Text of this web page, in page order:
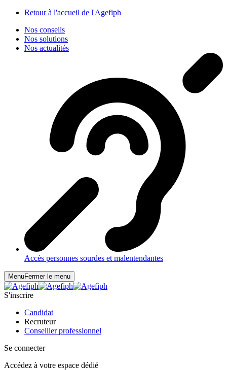
Retour à l'accueil de l'Agefiph
Nos conseils
Nos solutions
Nos actualités
Accès personnes sourdes et malentendantes
MenuFermer le menu
S'inscrire
Candidat
Recruteur
Conseiller professionnel
Se connecter
Accédez à votre espace dédié